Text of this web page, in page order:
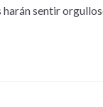
sentir